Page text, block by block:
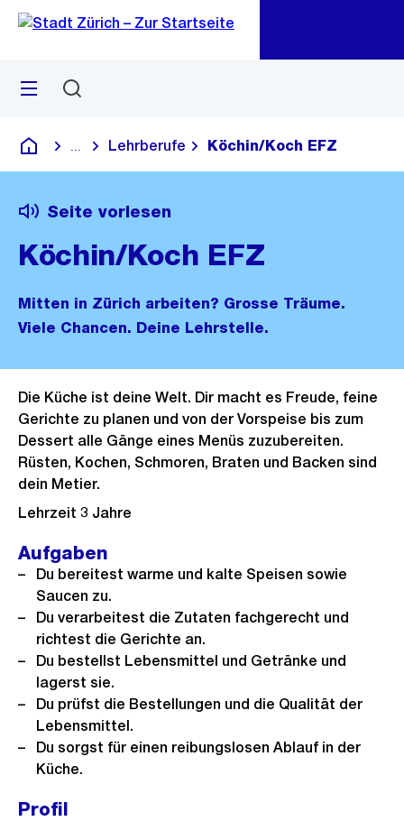
Navigation
Sprunglink
Menü
Deutsch
Blende alle Breadcrumbs ein
Lehrberufe Köchin/Koch EFZ
Seite vorlesen
Köchin/Koch EFZ
Mitten in Zürich arbeiten? Grosse Träume.
Viele Chancen. Deine Lehrstelle.
Die Küche ist deine Welt. Dir macht es Freude, feine
Gerichte zu planen und von der Vorspeise bis zum
Dessert alle Gänge eines Menüs zuzubereiten.
Rüsten, Kochen, Schmoren, Braten und Backen sind
dein Metier.
Lehrzeit 3 Jahre
Aufgaben
Du bereitest warme und kalte Speisen sowie
Saucen zu.
Du verarbeitest die Zutaten fachgerecht und
richtest die Gerichte an.
Du bestellst Lebensmittel und Getränke und
lagerst sie.
Du prüfst die Bestellungen und die Qualität der
Lebensmittel.
Du sorgst für einen reibungslosen Ablauf in der
Küche.
Profil